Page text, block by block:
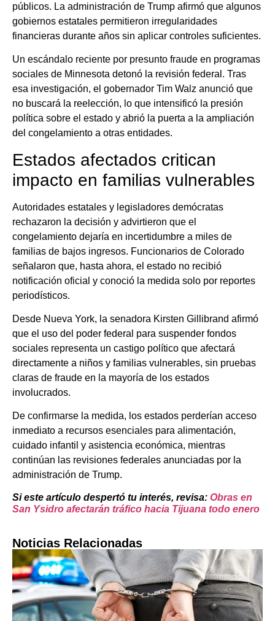
públicos. La administración de Trump afirmó que algunos
gobiernos estatales permitieron irregularidades
financieras durante años sin aplicar controles suficientes.
Un escándalo reciente por presunto fraude en programas
sociales de Minnesota detonó la revisión federal. Tras
esa investigación, el gobernador Tim Walz anunció que
no buscará la reelección, lo que intensificó la presión
política sobre el estado y abrió la puerta a la ampliación
del congelamiento a otras entidades.
Estados afectados critican
impacto en familias vulnerables
Autoridades estatales y legisladores demócratas
rechazaron la decisión y advirtieron que el
congelamiento dejaría en incertidumbre a miles de
familias de bajos ingresos. Funcionarios de Colorado
señalaron que, hasta ahora, el estado no recibió
notificación oficial y conoció la medida solo por reportes
periodísticos.
Desde Nueva York, la senadora Kirsten Gillibrand afirmó
que el uso del poder federal para suspender fondos
sociales representa un castigo político que afectará
directamente a niños y familias vulnerables, sin pruebas
claras de fraude en la mayoría de los estados
involucrados.
De confirmarse la medida, los estados perderían acceso
inmediato a recursos esenciales para alimentación,
cuidado infantil y asistencia económica, mientras
continúan las revisiones federales anunciadas por la
administración de Trump.
Si este artículo despertó tu interés, revisa: Obras en
San Ysidro afectarán tráfico hacia Tijuana todo enero
Noticias Relacionadas